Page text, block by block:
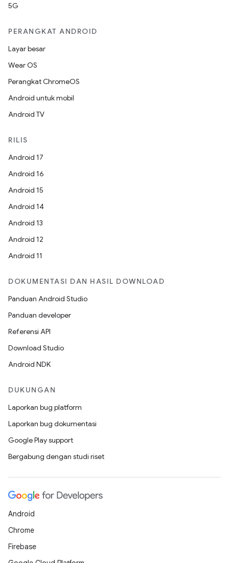
5G
PERANGKAT ANDROID
Layar besar
Wear OS
Perangkat ChromeOS
Android untuk mobil
Android TV
RILIS
Android 17
Android 16
Android 15
Android 14
Android 13
Android 12
Android 11
DOKUMENTASI DAN HASIL DOWNLOAD
Panduan Android Studio
Panduan developer
Referensi API
Download Studio
Android NDK
DUKUNGAN
Laporkan bug platform
Laporkan bug dokumentasi
Google Play support
Bergabung dengan studi riset
Android
Chrome
Firebase